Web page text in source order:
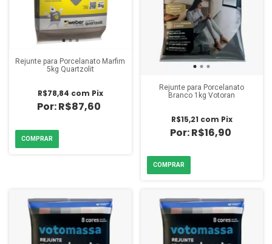
Rejunte para Porcelanato Marfim
5kg Quartzolit
R$87,60
R$78,84 com Pix
Rejunte para Porcelanato
Branco 1kg Votoran
R$16,90
R$15,21 com Pix